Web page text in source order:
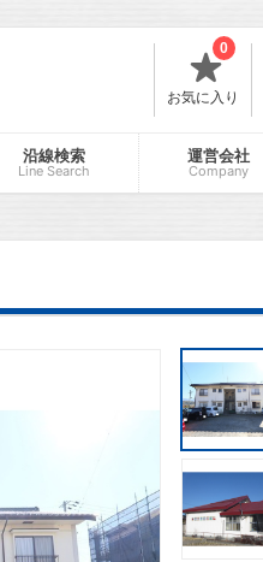
お気に入り
0
沿線検索
Line Search
運営会社
Company